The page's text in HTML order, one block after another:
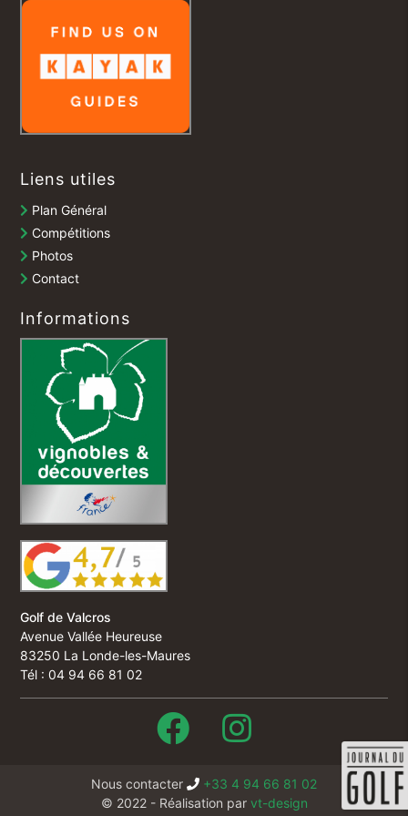
Liens utiles
Plan Général
Compétitions
Photos
Contact
Informations
Golf de Valcros
Avenue Vallée Heureuse
83250 La Londe-les-Maures
Tél : 04 94 66 81 02
Nous contacter
+33 4 94 66 81 02
© 2022 - Réalisation par vt-design